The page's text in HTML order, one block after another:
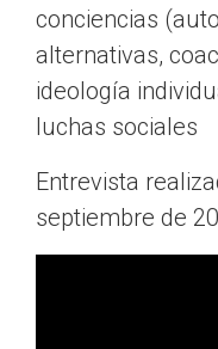
conciencias
alternativas,
ideología
luchas sociales
Entrevista
septiembre de